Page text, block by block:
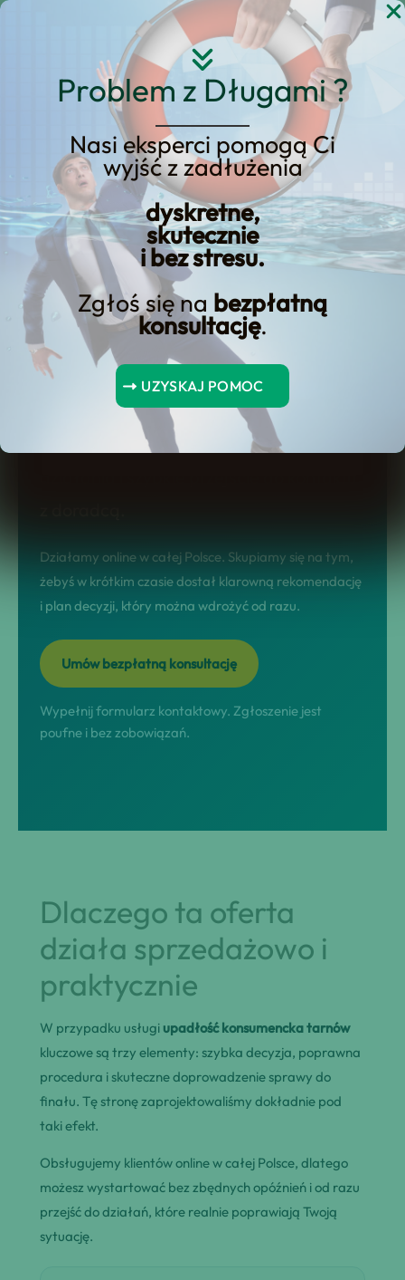
Problem z Długami ?
Nasi eksperci pomogą Ci
wyjść z zadłużenia
dyskretne,
skutecznie
i bez stresu.
Zgłoś się na bezpłatną
konsultację.
UZYSKAJ POMOC
Przejdź
KREDYT123.PL – OFERTA SPRZEDAŻOWA
upadłość konsumencka
tarnów
Jeśli rozważasz upadłość konsumencka
tarnów, potrzebujesz konkretnej oferty
sprzedażowej, a nie ogólników. Na tej
stronie dostajesz jasny model
współpracy, realne scenariusze
Działamy online w całej Polsce. Skupiamy się na tym,
żebyś w krótkim czasie dostał klarowną rekomendację
i plan decyzji, który można wdrożyć od razu.
Umów bezpłatną konsultację
Wypełnij formularz kontaktowy. Zgłoszenie jest
poufne i bez zobowiązań.
Dlaczego ta oferta
działa sprzedażowo i
praktycznie
W przypadku usługi upadłość konsumencka tarnów
kluczowe są trzy elementy: szybka decyzja, poprawna
procedura i skuteczne doprowadzenie sprawy do
finału. Tę stronę zaprojektowaliśmy dokładnie pod
taki efekt.
Obsługujemy klientów online w całej Polsce, dlatego
możesz wystartować bez zbędnych opóźnień i od razu
przejść do działań, które realnie poprawiają Twoją
sytuację.